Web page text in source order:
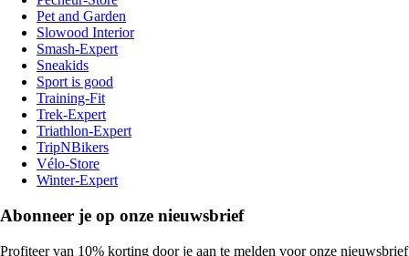
Pet and Garden
Slowood Interior
Smash-Expert
Sneakids
Sport is good
Training-Fit
Trek-Expert
Triathlon-Expert
TripNBikers
Vélo-Store
Winter-Expert
Abonneer je op onze nieuwsbrief
Profiteer van 10% korting door je aan te melden voor onze nieuwsbrief